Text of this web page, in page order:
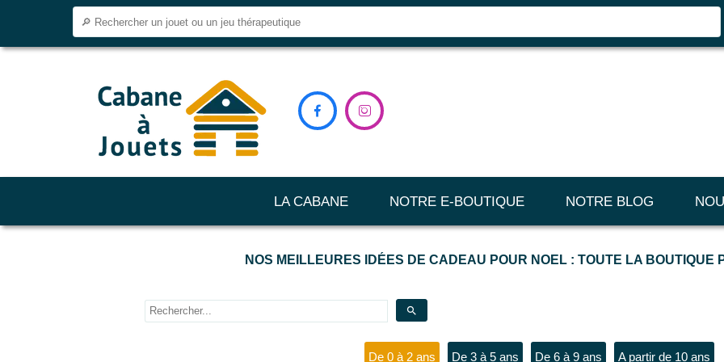
LA CABANE NOTRE E-BOUTIQUE NOTRE BLOG
 
NOS MEILLEURES IDÉES DE CADEAU POUR NOEL : TOUTE LA BOUTIQUE
search
De 0 à 2 ans De 3 à 5 ans De 6 à 9 ans A partir de 10 ans